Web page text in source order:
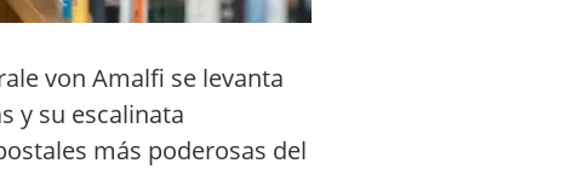
von Amalfi se levanta
y su escalinata
más poderosas del